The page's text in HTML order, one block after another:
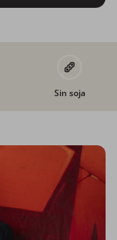
Sin soja